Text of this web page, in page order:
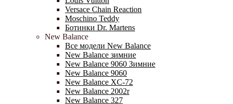
Versace Chain Reaction
Moschino Teddy
Ботинки Dr. Martens
New Balance
Все модели New Balance
New Balance зимние
New Balance 9060 Зимние
New Balance 9060
New Balance XC-72
New Balance 2002r
New Balance 327